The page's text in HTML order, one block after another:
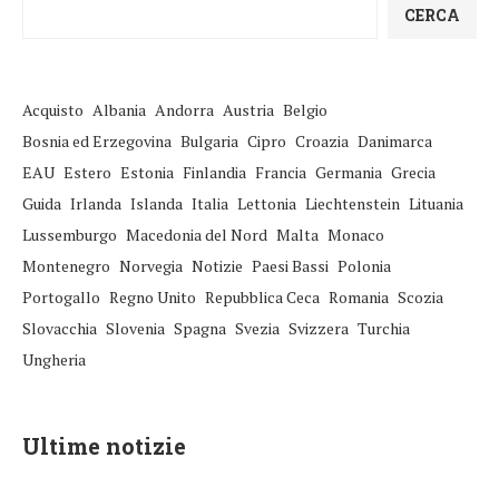
CERCA
Acquisto Albania Andorra Austria Belgio
Bosnia ed Erzegovina Bulgaria Cipro Croazia Danimarca
EAU Estero Estonia Finlandia Francia Germania Grecia
Guida Irlanda Islanda Italia Lettonia Liechtenstein Lituania
Lussemburgo Macedonia del Nord Malta Monaco
Montenegro Norvegia Notizie Paesi Bassi Polonia
Portogallo Regno Unito Repubblica Ceca Romania Scozia
Slovacchia Slovenia Spagna Svezia Svizzera Turchia
Ungheria
Ultime notizie